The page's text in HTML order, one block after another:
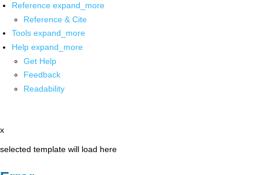
Reference expand_more
Reference & Cite
Tools expand_more
Help expand_more
Get Help
Feedback
Readability
x
selected template will load here